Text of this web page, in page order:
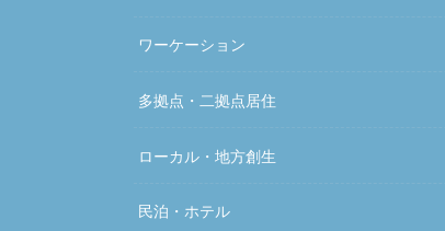
ワーケーション
多拠点・二拠点居住
ローカル・地方創生
民泊・ホテル